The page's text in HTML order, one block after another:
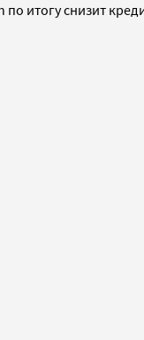
по итогу снизит